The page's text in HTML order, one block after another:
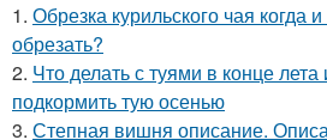
1. Обрезка курильского чая когда
обрезать?
2. Что делать с туями в конце
подкормить тую осенью
3. Степная вишня описание.